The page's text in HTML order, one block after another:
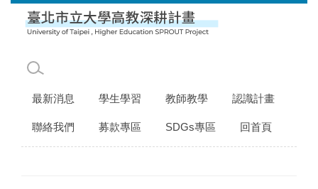
最新消息 學生學習 教師教學 認識計畫
聯絡我們 募款專區 SDGs專區 回首頁